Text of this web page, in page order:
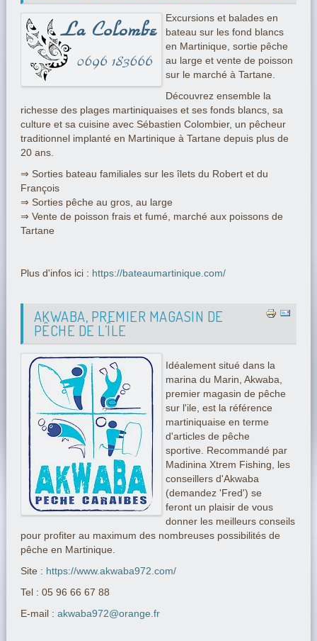
Excursions et balades en
bateau sur les fond blancs
en Martinique, sortie pêche
au large et vente de poisson
sur le marché à Tartane.
Découvrez ensemble la
richesse des plages martiniquaises et ses fonds blancs, sa
culture et sa cuisine avec Sébastien Colombier, un pêcheur
traditionnel implanté en Martinique à Tartane depuis plus de
20 ans.
⇒ Sorties bateau familiales sur les îlets du Robert et du
François
⇒ Sorties pêche au gros, au large
⇒ Vente de poisson frais et fumé, marché aux poissons de
Tartane
Plus d'infos ici : https://bateaumartinique.com/
AKWABA, PREMIER MAGASIN DE
PÊCHE DE L’ÎLE
Idéalement situé dans la
marina du Marin, Akwaba,
premier magasin de pêche
sur l'ile, est la référence
martiniquaise en terme
d'articles de pêche
sportive. Recommandé par
Madinina Xtrem Fishing, les
conseillers d'Akwaba
(demandez 'Fred') se
feront un plaisir de vous
donner les meilleurs conseils
pour profiter au maximum des nombreuses possibilités de
pêche en Martinique.
Site : https://www.akwaba972.com/
Tel : 05 96 66 67 88
E-mail : akwaba972@orange.fr